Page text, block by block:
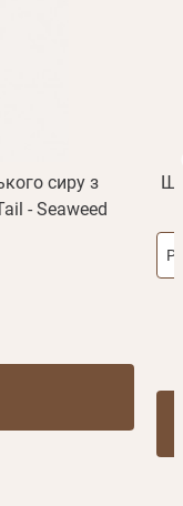
сиру з
- Seaweed
відправку